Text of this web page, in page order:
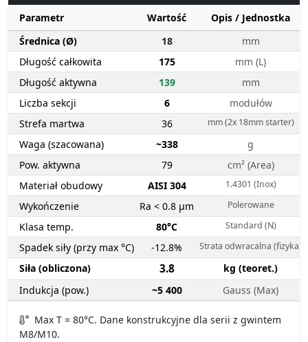
Parametr
Wartość
Opis / Jednostka
Średnica (Ø)
18
mm
Długość całkowita
175
mm (L)
Długość aktywna
139
mm
Liczba sekcji
6
modułów
Strefa martwa
36 mm (2x 18mm starter)
Waga (szacowana) ~338
g
Pow. aktywna
79
cm² (Area)
Materiał obudowy
AISI 304 1.4301 (Inox)
Wykończenie Ra < 0.8 µm Polerowane
Klasa temp. 80°C Standard (N)
Spadek siły (przy max °C) -12.8% Strata odwracalna (fizyka)
Siła (obliczona) 3.8
kg (teoret.)
Indukcja (pow.)
~5 400 Gauss (Max)
Max T = 80°C. Dane konstrukcyjne dla serii z gwintem
M8/M10.